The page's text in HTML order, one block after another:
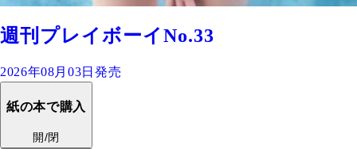
週刊プレイボーイNo.33
2026年08月03日発売
紙の本で購入
開/閉